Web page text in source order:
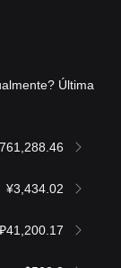
Última
¥3,434.02
₽41,200.17